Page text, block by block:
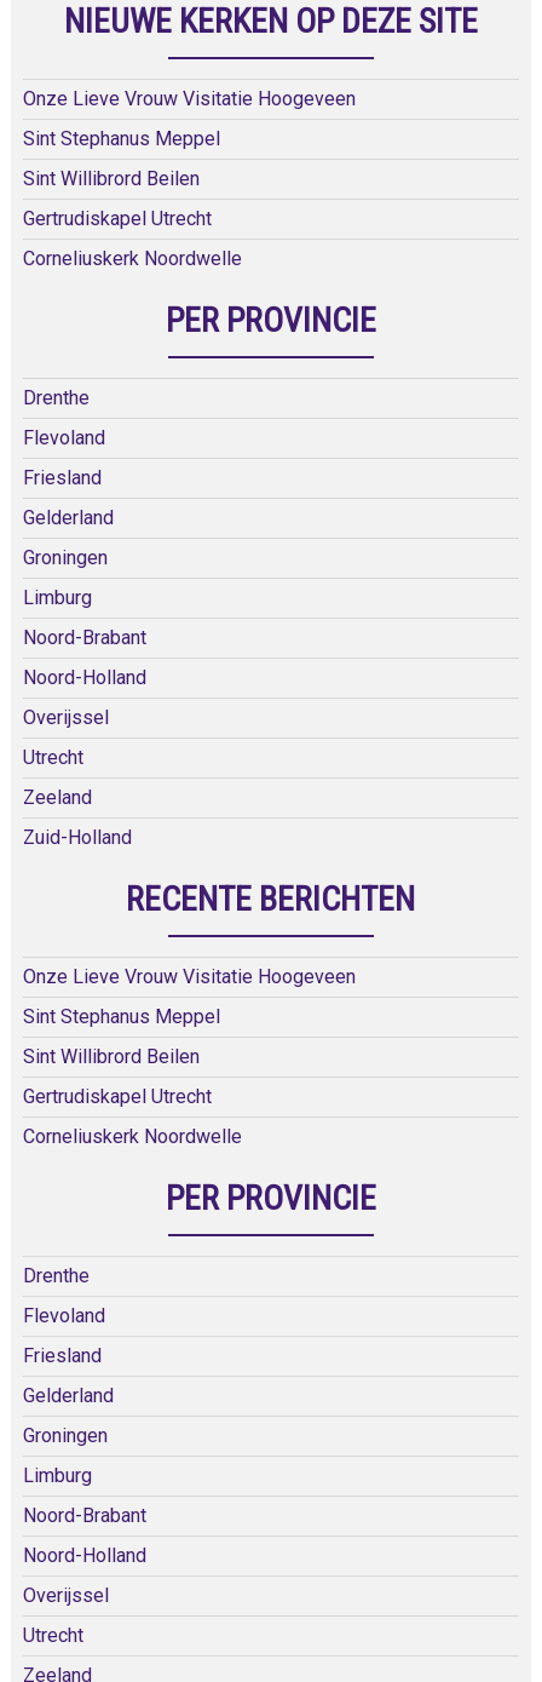
NIEUWE KERKEN OP DEZE SITE
Onze Lieve Vrouw Visitatie Hoogeveen
Sint Stephanus Meppel
Sint Willibrord Beilen
Gertrudiskapel Utrecht
Corneliuskerk Noordwelle
PER PROVINCIE
Drenthe
Flevoland
Friesland
Gelderland
Groningen
Limburg
Noord-Brabant
Noord-Holland
Overijssel
Utrecht
Zeeland
Zuid-Holland
RECENTE BERICHTEN
Onze Lieve Vrouw Visitatie Hoogeveen
Sint Stephanus Meppel
Sint Willibrord Beilen
Gertrudiskapel Utrecht
Corneliuskerk Noordwelle
PER PROVINCIE
Drenthe
Flevoland
Friesland
Gelderland
Groningen
Limburg
Noord-Brabant
Noord-Holland
Overijssel
Utrecht
Zeeland